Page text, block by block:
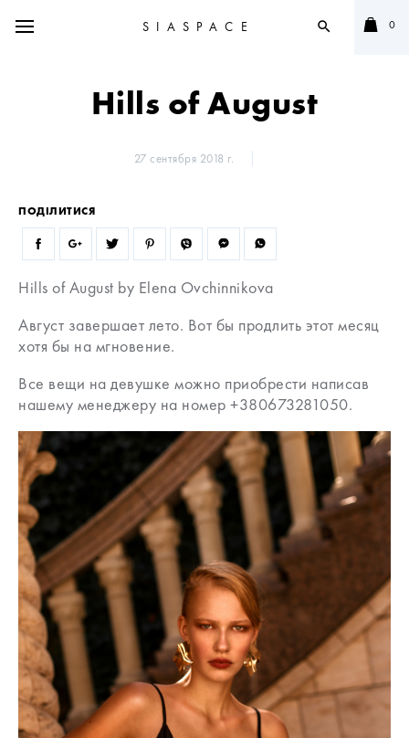
SIASPACE search 0
Hills of August
27 сентября 2018 г.
ПОДІЛИТИСЯ
Hills of August by Elena Ovchinnikova
Август завершает лето. Вот бы продлить этот месяц
хотя бы на мгновение.
Все вещи на девушке можно приобрести написав
нашему менеджеру на номер +380673281050.